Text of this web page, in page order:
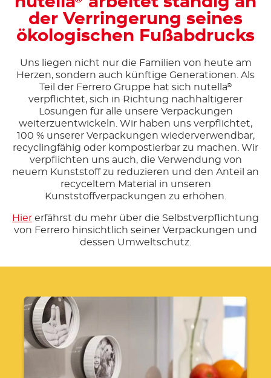
der Verringerung seines
ökologischen Fußabdrucks
Uns liegen nicht nur die Familien von heute am
Herzen, sondern auch künftige Generationen. Als
Teil der Ferrero Gruppe hat sich nutella®
verpflichtet, sich in Richtung nachhaltigerer
Lösungen für alle unsere Verpackungen
weiterzuentwickeln. Wir haben uns verpflichtet,
100 % unserer Verpackungen wiederverwendbar,
recyclingfähig oder kompostierbar zu machen. Wir
verpflichten uns auch, die Verwendung von
neuem Kunststoff zu reduzieren und den Anteil an
recyceltem Material in unseren
Kunststoffverpackungen zu erhöhen.
Hier erfährst du mehr über die Selbstverpflichtung
von Ferrero hinsichtlich seiner Verpackungen und
dessen Umweltschutz.